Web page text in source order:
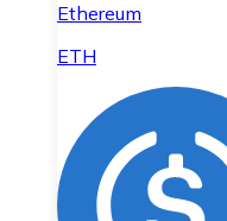
Ethereum
ETH